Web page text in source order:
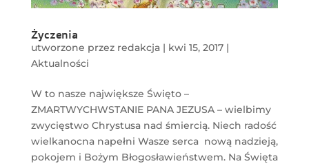
Życzenia
utworzone przez redakcja| kwi 15, 2017|
Aktualności
W to nasze największe Święto –
ZMARTWYCHWSTANIE PANA JEZUSA – wielbimy
zwycięstwo Chrystusa nad śmiercią. Niech radość
wielkanocna napełni Wasze serca nową nadzieją,
pokojem i Bożym Błogosławieństwem. Na Święta